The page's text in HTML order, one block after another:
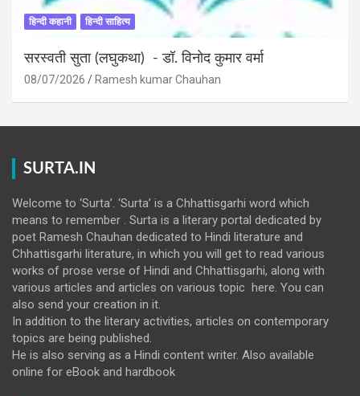
हिन्दी कहानी हिन्दी साहित्य
सरस्वती सुता (लघुकथा) ​- डॉ. विनोद कुमार वर्मा
08/07/2026 Ramesh kumar Chauhan
SURTA.IN
Welcome to ‘Surta’. ‘Surta’ is a Chhattisgarhi word which
means to remember . Surta is a literary portal dedicated by
poet Ramesh Chauhan dedicated to Hindi literature and
Chhattisgarhi literature, in which you will get to read various
works of prose verse of Hindi and Chhattisgarhi, along with
various articles and articles on various topic here. You can
also send your creation in it.
In addition to the literary activities, articles on contemporary
topics are being published.
He is also serving as a Hindi content writer. Also available
online for eBook and hardbook